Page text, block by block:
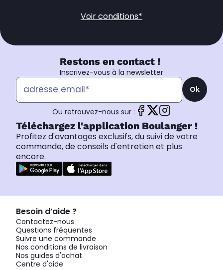
Voir conditions*
Restons en contact !
Inscrivez-vous à la newsletter
Ok
Ou retrouvez-nous sur :
Téléchargez l'application Boulanger !
Profitez d'avantages exclusifs, du suivi de votre
commande, de conseils d'entretien et plus
encore.
Besoin d’aide ?
Contactez-nous
Questions fréquentes
Suivre une commande
Nos conditions de livraison
Nos guides d'achat
Centre d'aide